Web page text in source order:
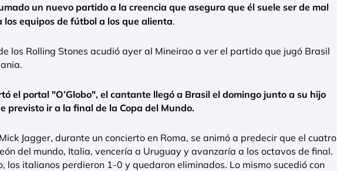
un nuevo partido a la creencia que asegura que él suele ser de mal
los equipos de fútbol a los que alienta.
los Rolling Stones acudió ayer al Mineirao a ver el partido que jugó Brasil
el portal "O’Globo", el cantante llegó a Brasil el domingo junto a su hijo
previsto ir a la final de la Copa del Mundo.
Jagger, durante un concierto en Roma, se animó a predecir que el cuatro
del mundo, Italia, vencería a Uruguay y avanzaría a los octavos de final.
los italianos perdieron 1-0 y quedaron eliminados. Lo mismo sucedió con